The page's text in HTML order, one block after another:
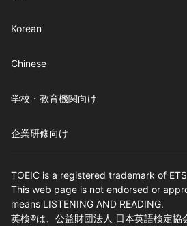
Korean
Chinese
学校・教育機関向け
企業研修向け
TOEIC is a registered trademark of
This web page is not endorsed or
means LISTENING AND READING.
英検®は、公益財団法人 日本英語検定協